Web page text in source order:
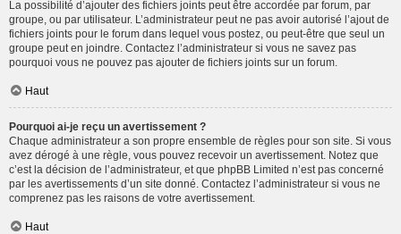
La possibilité d’ajouter des fichiers joints peut être accordée par forum, par
groupe, ou par utilisateur. L’administrateur peut ne pas avoir autorisé l’ajout de
fichiers joints pour le forum dans lequel vous postez, ou peut-être que seul un
groupe peut en joindre. Contactez l’administrateur si vous ne savez pas
pourquoi vous ne pouvez pas ajouter de fichiers joints sur un forum.
Haut
Pourquoi ai-je reçu un avertissement ?
Chaque administrateur a son propre ensemble de règles pour son site. Si vous
avez dérogé à une règle, vous pouvez recevoir un avertissement. Notez que
c’est la décision de l’administrateur, et que phpBB Limited n’est pas concerné
par les avertissements d’un site donné. Contactez l’administrateur si vous ne
comprenez pas les raisons de votre avertissement.
Haut